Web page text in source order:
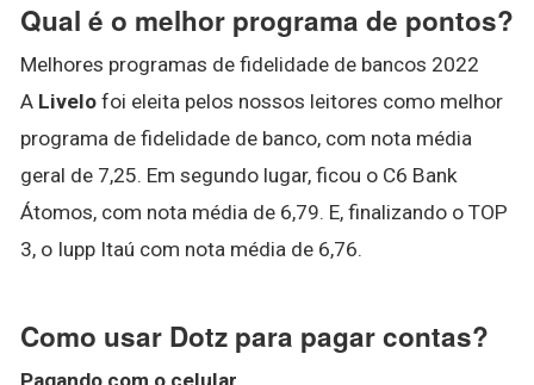
Qual é o melhor programa de pontos?
Melhores programas de fidelidade de bancos 2022
A Livelo foi eleita pelos nossos leitores como melhor
programa de fidelidade de banco, com nota média
geral de 7,25. Em segundo lugar, ficou o C6 Bank
Átomos, com nota média de 6,79. E, finalizando o TOP
3, o Iupp Itaú com nota média de 6,76.
Como usar Dotz para pagar contas?